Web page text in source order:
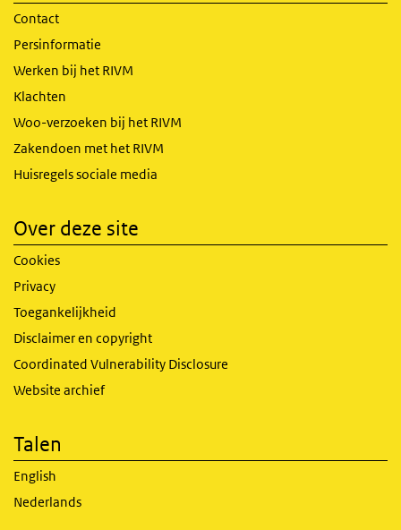
Contact
Persinformatie
Werken bij het RIVM
Klachten
Woo-verzoeken bij het RIVM
Zakendoen met het RIVM
Huisregels sociale media
Over deze site
Cookies
Privacy
Toegankelijkheid
Disclaimer en copyright
Coordinated Vulnerability Disclosure
Website archief
Talen
English
Nederlands